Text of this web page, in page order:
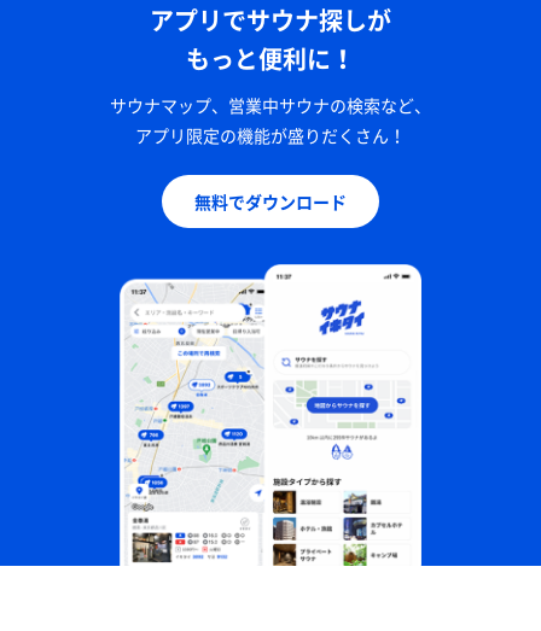
アプリでサウナ探しが
もっと便利に！
サウナマップ、営業中サウナの検索など、
アプリ限定の機能が盛りだくさん！
無料でダウンロード